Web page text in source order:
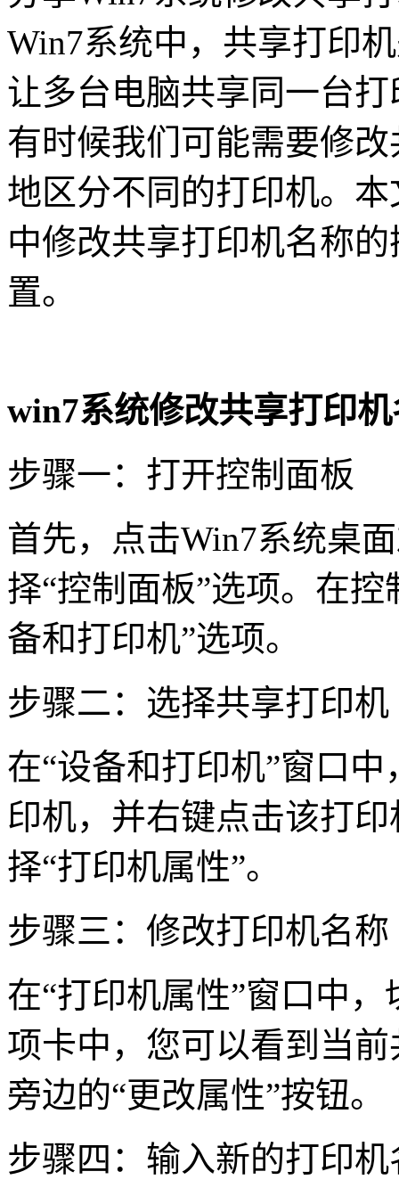
Win7系统中，共享打印
让多台电脑共享同一台
有时候我们可能需要修
地区分不同的打印机。
中修改共享打印机名称
置。
win7系统修改共享打印
步骤一：打开控制面板
首先，点击Win7系统桌
择“控制面板”选项。在
备和打印机”选项。
步骤二：选择共享打印机
在“设备和打印机”窗口
印机，并右键点击该打
择“打印机属性”。
步骤三：修改打印机名称
在“打印机属性”窗口中
项卡中，您可以看到当
旁边的“更改属性”按钮。
步骤四：输入新的打印机